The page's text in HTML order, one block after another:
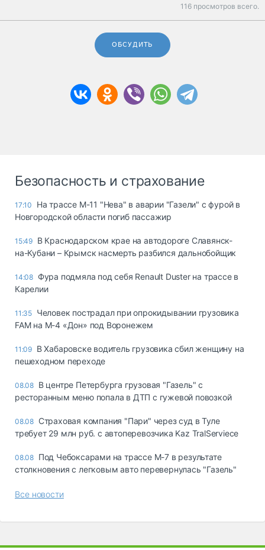
116 просмотров всего.
ОБСУДИТЬ
Безопасность и страхование
17:10
На трассе М-11 "Нева" в аварии "Газели" с фурой в
Новгородской области погиб пассажир
15:49 В Краснодарском крае на автодороге Славянск-
на-Кубани – Крымск насмерть разбился дальнобойщик
14:08 Фура подмяла под себя Renault Duster на трассе в
Карелии
11:35 Человек пострадал при опрокидывании грузовика
FAM на М-4 «Дон» под Воронежем
11:09 В Хабаровске водитель грузовика сбил женщину на
пешеходном переходе
08.08 В центре Петербурга грузовая "Газель" с
ресторанным меню попала в ДТП с гужевой повозкой
08.08 Страховая компания "Пари" через суд в Туле
требует 29 млн руб. с автоперевозчика Kaz TralServiece
08.08 Под Чебоксарами на трассе М-7 в результате
столкновения с легковым авто перевернулась "Газель"
Все новости